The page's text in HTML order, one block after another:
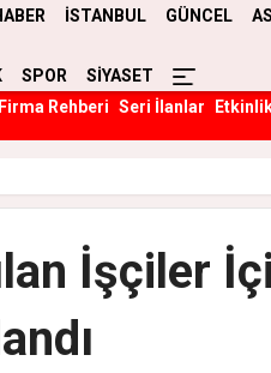
İSTANBUL GÜNCEL
SPOR
SİYASET
Firma Rehberi Seri İlanlar
İşçiler